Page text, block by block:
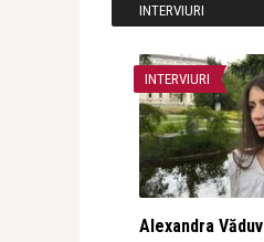
INTERVIURI
INTERVIURI
Alexandra